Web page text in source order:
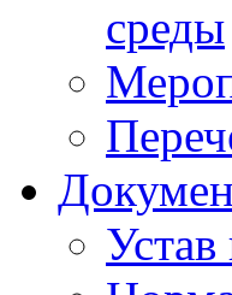
среды
Устав